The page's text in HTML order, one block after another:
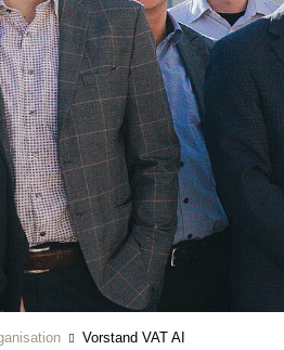
Vorstand VAT AI